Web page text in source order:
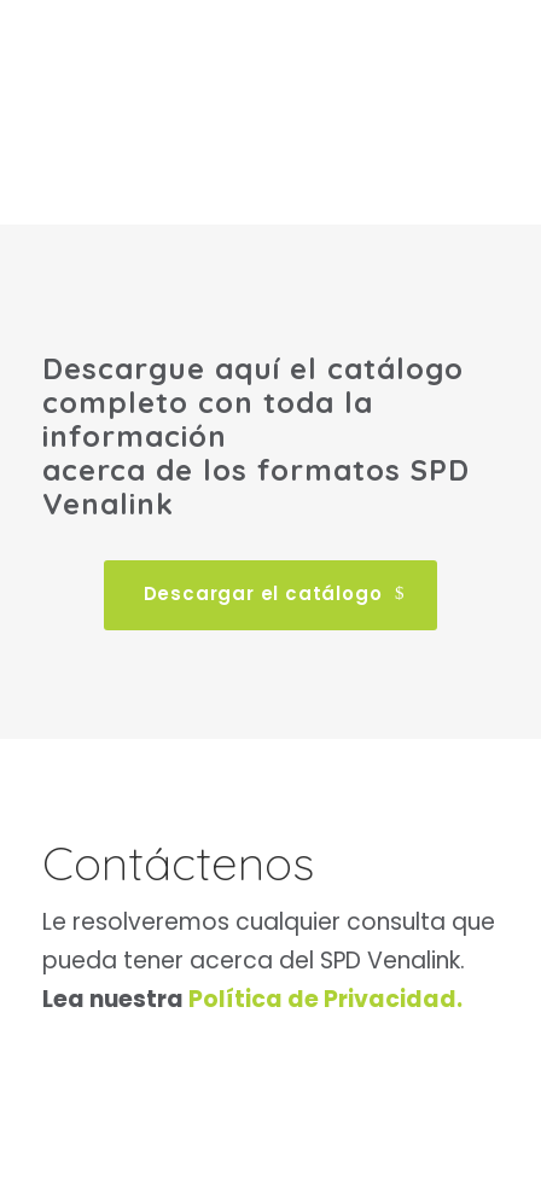
Descargue aquí el catálogo
completo con toda la
información
acerca de los formatos SPD
Venalink
Descargar el catálogo
Contáctenos
Le resolveremos cualquier consulta que
pueda tener acerca del SPD Venalink.
Lea nuestra Política de Privacidad.